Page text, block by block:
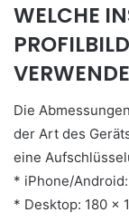
WELCHE
Die
der Art des
eine
* iPhone/Android:
* Desktop: 180 x